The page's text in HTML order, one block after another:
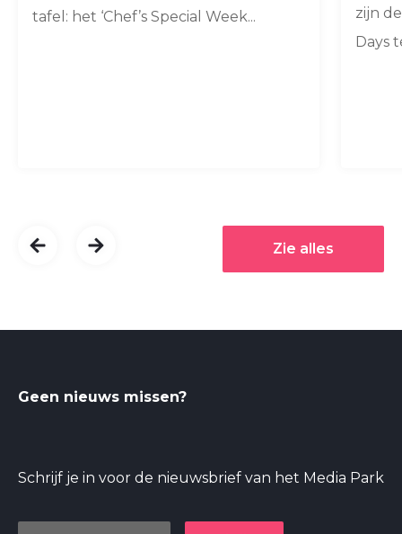
tafel: het ‘Chef’s Special Week...
zijn
Days
Zie alles
Geen nieuws missen?
Schrijf je in voor de nieuwsbrief van het Media Park